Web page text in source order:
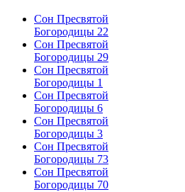
Сон Пресвятой
Богородицы 22
Сон Пресвятой
Богородицы 29
Сон Пресвятой
Богородицы 1
Сон Пресвятой
Богородицы 6
Сон Пресвятой
Богородицы 3
Сон Пресвятой
Богородицы 73
Сон Пресвятой
Богородицы 70